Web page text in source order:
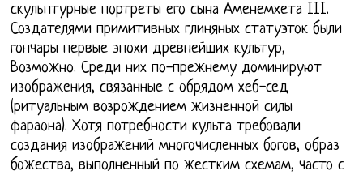
скульптурные портреты его сына Аменемхета III.
Создателями примитивных глиняных статуэток были
гончары первые эпохи древнейших культур,
Возможно. Среди них по-прежнему доминируют
изображения, связанные с обрядом хеб-сед
(ритуальным возрождением жизненной силы
фараона). Хотя потребности культа требовали
создания изображений многочисленных богов, образ
божества, выполненный по жестким схемам, часто с